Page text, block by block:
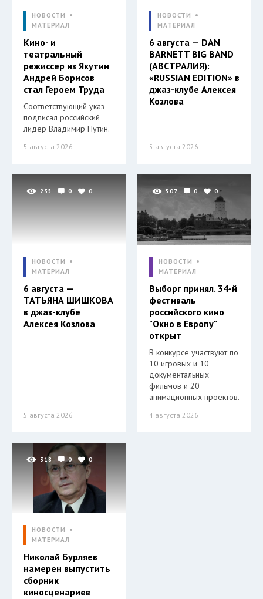
НОВОСТИ
МАТЕРИАЛ
Кино- и
театральный
режиссер из Якутии
Андрей Борисов
стал Героем Труда
Соответствующий указ
подписал российский
лидер Владимир Путин.
5 августа 2026
НОВОСТИ
МАТЕРИАЛ
6 августа — DAN
BARNETT BIG BAND
(АВСТРАЛИЯ):
«RUSSIAN EDITION» в
джаз-клубе Алексея
Козлова
5 августа 2026
235 0 0
НОВОСТИ
МАТЕРИАЛ
6 августа —
ТАТЬЯНА ШИШКОВА
в джаз-клубе
Алексея Козлова
5 августа 2026
507 0 0
НОВОСТИ
МАТЕРИАЛ
Выборг принял. 34-й
фестиваль
российского кино
"Окно в Европу"
открыт
В конкурсе участвуют по
10 игровых и 10
документальных
фильмов и 20
анимационных проектов.
4 августа 2026
318 0 0
НОВОСТИ
МАТЕРИАЛ
Николай Бурляев
намерен выпустить
сборник
киносценариев